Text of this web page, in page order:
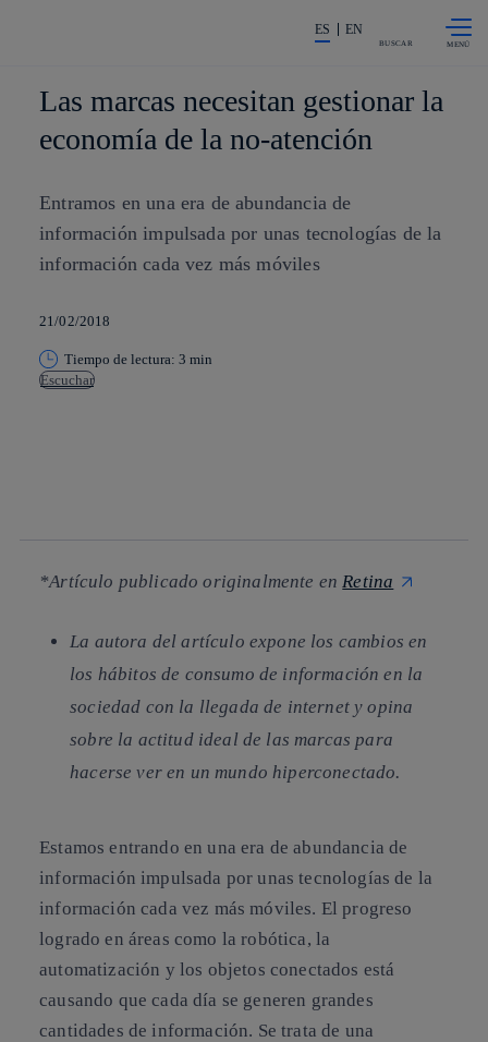
La acción en accionistas e
ES EN
BUSCAR
Las marcas necesitan gestionar la
economía de la no-atención
Entramos en una era de abundancia de
información impulsada por unas tecnologías de la
información cada vez más móviles
21/02/2018
Tiempo de lectura: 3 min
Escuchar
*Artículo publicado originalmente enRetina
La autora del artículo expone los cambios en
los hábitos de consumo de información en la
sociedad con la llegada de internet y opina
sobre la actitud ideal de las marcas para
hacerse ver en un mundo hiperconectado.
Estamos entrando en una era deabundancia de
información impulsada por unas tecnologías de la
información cada vez más móviles. El progreso
logrado en áreas como la robótica, la
automatización y los objetos conectados está
causando que cada día se generen grandes
cantidades de información. Se trata de una